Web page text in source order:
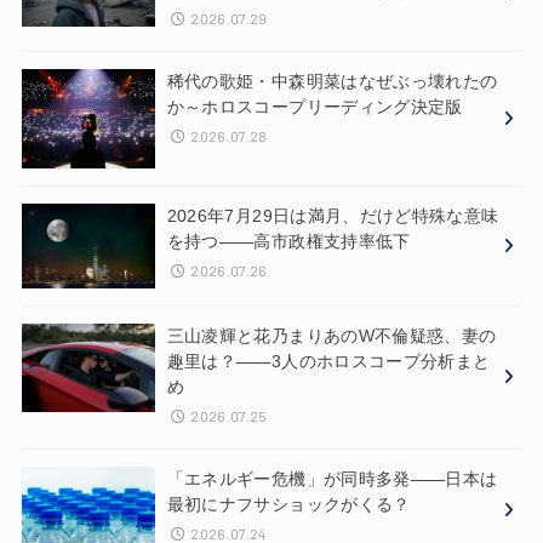
2026.07.29
稀代の歌姫・中森明菜はなぜぶっ壊れたの
か～ホロスコープリーディング決定版
2026.07.28
2026年7月29日は満月、だけど特殊な意味
を持つ——高市政権支持率低下
2026.07.26
三山凌輝と花乃まりあのW不倫疑惑、妻の
趣里は？——3人のホロスコープ分析まと
め
2026.07.25
「エネルギー危機」が同時多発——日本は
最初にナフサショックがくる？
2026.07.24